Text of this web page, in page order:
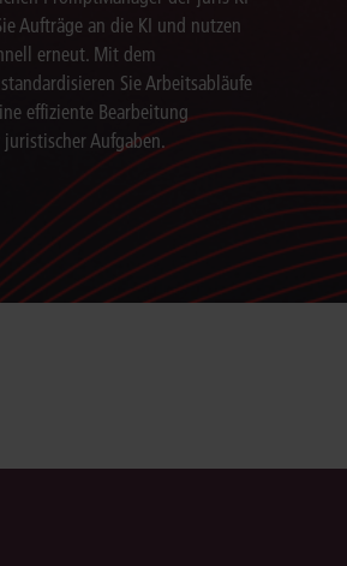
Aufträge an die KI und nutzen
erneut. Mit dem
Sie Arbeitsabläufe
effiziente Bearbeitung
Aufgaben.